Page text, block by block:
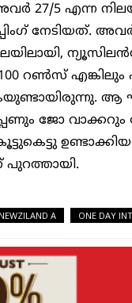
27/5 എന്ന
നേടിയത്.
റൺസ് എങ്കിലും
ആ
ജോ വാക്കറും
പുറത്തായി.
NEWZILAND A
ONE DAY